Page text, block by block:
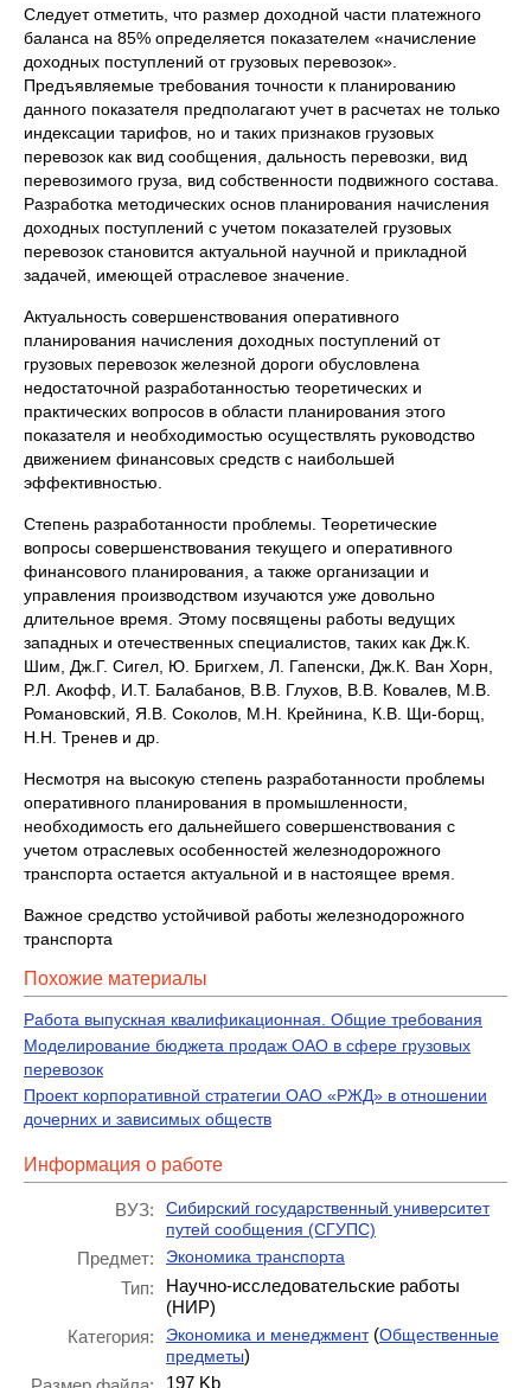
Следует отметить, что размер доходной части платежного
баланса на 85% определяется показателем «начисление
доходных поступлений от грузовых перевозок».
Предъявляемые требования точности к планированию
данного показателя предполагают учет в расчетах не только
индексации тарифов, но и таких признаков грузовых
перевозок как вид сообщения, дальность перевозки, вид
перевозимого груза, вид собственности подвижного состава.
Разработка методических основ планирования начисления
доходных поступлений с учетом показателей грузовых
перевозок становится актуальной научной и прикладной
задачей, имеющей отраслевое значение.
Актуальность совершенствования оперативного
планирования начисления доходных поступлений от
грузовых перевозок железной дороги обусловлена
недостаточной разработанностью теоретических и
практических вопросов в области планирования этого
показателя и необходимостью осуществлять руководство
движением финансовых средств с наибольшей
эффективностью.
Степень разработанности проблемы. Теоретические
вопросы совершенствования текущего и оперативного
финансового планирования, а также организации и
управления производством изучаются уже довольно
длительное время. Этому посвящены работы ведущих
западных и отечественных специалистов, таких как Дж.К.
Шим, Дж.Г. Сигел, Ю. Бригхем, Л. Гапенски, Дж.К. Ван Хорн,
Р.Л. Акофф, И.Т. Балабанов, В.В. Глухов, В.В. Ковалев, М.В.
Романовский, Я.В. Соколов, М.Н. Крейнина, К.В. Щи-борщ,
Н.Н. Тренев и др.
Несмотря на высокую степень разработанности проблемы
оперативного планирования в промышленности,
необходимость его дальнейшего совершенствования с
учетом отраслевых особенностей железнодорожного
транспорта остается актуальной и в настоящее время.
Важное средство устойчивой работы железнодорожного
транспорта
Похожие материалы
Работа выпускная квалификационная. Общие требования
Моделирование бюджета продаж ОАО в сфере грузовых
перевозок
Проект корпоративной стратегии ОАО «РЖД» в отношении
дочерних и зависимых обществ
Информация о работе
ВУЗ:
Сибирский государственный университет
путей сообщения (СГУПС)
Предмет: Экономика транспорта
Тип:
Научно-исследовательские работы
(НИР)
Категория:
Экономика и менеджмент(Общественные
предметы)
197 Kb